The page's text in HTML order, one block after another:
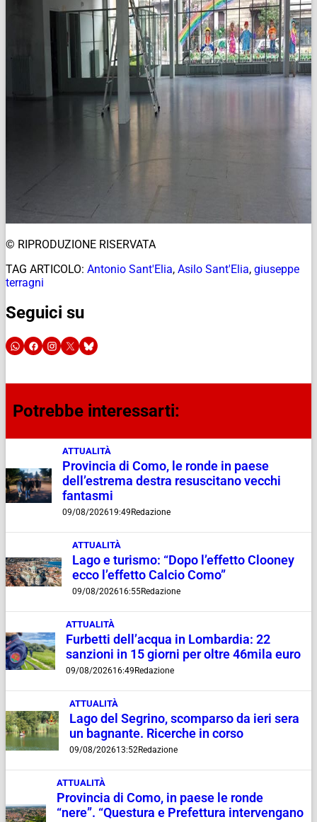
© RIPRODUZIONE RISERVATA
TAG ARTICOLO: Antonio Sant'Elia, Asilo Sant'Elia, giuseppe
terragni
Seguici su
Potrebbe interessarti:
ATTUALITÀ
Provincia di Como, le ronde in paese
dell’estrema destra resuscitano vecchi
fantasmi
09/08/202619:49 Redazione
ATTUALITÀ
Lago e turismo: “Dopo l’effetto Clooney
ecco l’effetto Calcio Como”
09/08/202616:55Redazione
ATTUALITÀ
Furbetti dell’acqua in Lombardia: 22
sanzioni in 15 giorni per oltre 46mila euro
09/08/202616:49 Redazione
ATTUALITÀ
Lago del Segrino, scomparso da ieri sera
un bagnante. Ricerche in corso
09/08/202613:52Redazione
ATTUALITÀ
Provincia di Como, in paese le ronde
“nere”. “Questura e Prefettura intervengano